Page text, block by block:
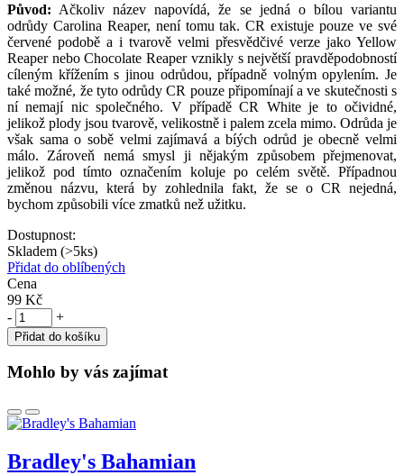
Původ: Ačkoliv název napovídá, že se jedná o bílou variantu
odrůdy Carolina Reaper, není tomu tak. CR existuje pouze ve své
červené podobě a i tvarově velmi přesvědčivé verze jako Yellow
Reaper nebo Chocolate Reaper vznikly s největší pravděpodobností
cíleným křížením s jinou odrůdou, případně volným opylením. Je
také možné, že tyto odrůdy CR pouze připomínají a ve skutečnosti s
ní nemají nic společného. V případě CR White je to očividné,
jelikož plody jsou tvarově, velikostně i palem zcela mimo. Odrůda je
však sama o sobě velmi zajímavá a bíých odrůd je obecně velmi
málo. Zároveň nemá smysl ji nějakým způsobem přejmenovat,
jelikož pod tímto označením koluje po celém světě. Případnou
změnou názvu, která by zohlednila fakt, že se o CR nejedná,
bychom způsobili více zmatků než užitku.
Dostupnost:
Skladem (>5ks)
Přidat do oblíbených
Cena
99 Kč
-
+
Přidat do košíku
Mohlo by vás zajímat
Bradley's Bahamian